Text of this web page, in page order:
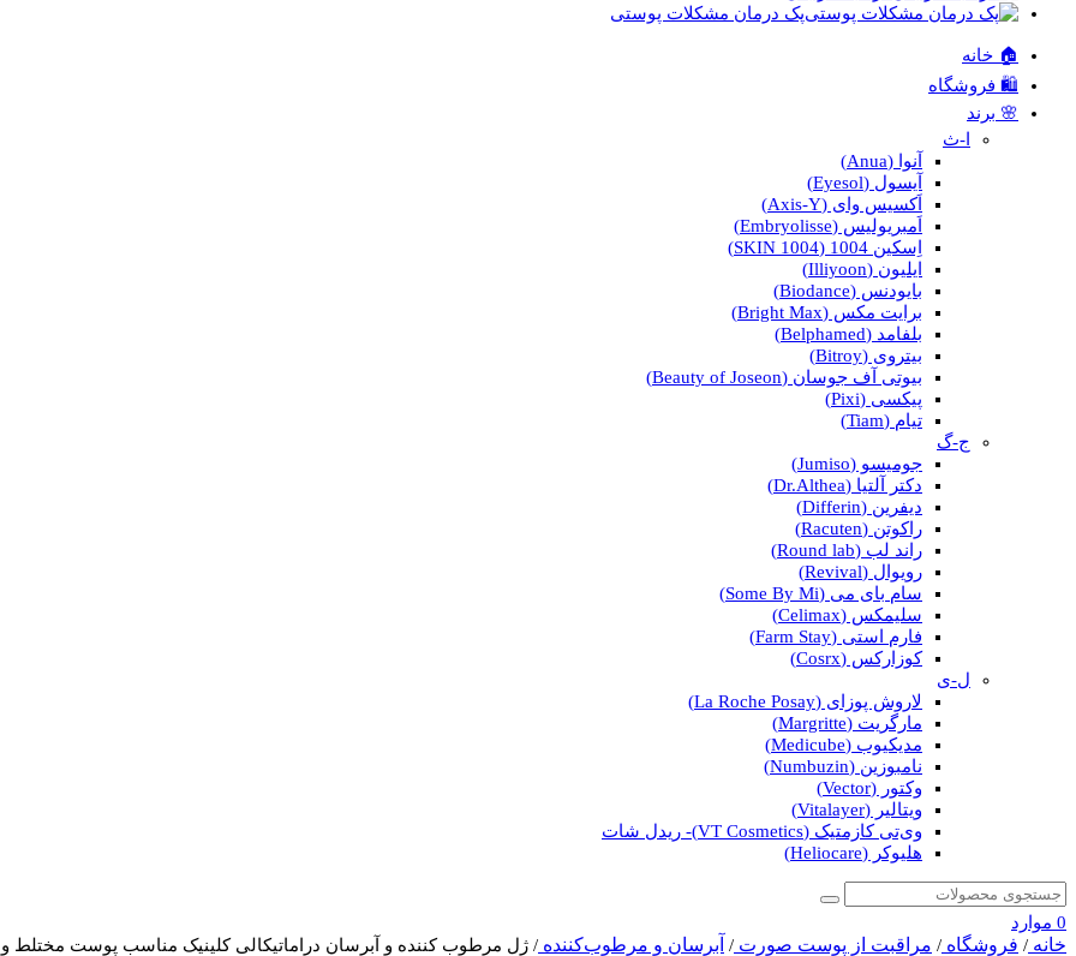
پک درمان مشکلات پوستی
🏠 خانه
🛍️ فروشگاه
🌸 برند
ا-ث
آنوا (Anua)
آیسول (Eyesol)
اَکسیس وای (Axis-Y)
اَمبریولیس (Embryolisse)
اِسکین 1004 (SKIN 1004)
ایلیون (Illiyoon)
بایودنس (Biodance)
برایت مکس (Bright Max)
بلفامد (Belphamed)
بیتروی (Bitroy)
بیوتی آف جوسان (Beauty of Joseon)
پیکسی (Pixi)
تیام (Tiam)
ج-گ
جومیسو (Jumiso)
دکتر آلتیا (Dr.Althea)
دیفرین (Differin)
راکوتن (Racuten)
راند لب (Round lab)
رویوال (Revival)
سام بای می (Some By Mi)
سلیمکس (Celimax)
فارم استی (Farm Stay)
کوزارکس (Cosrx)
ل-ی
لاروش پوزای (La Roche Posay)
مارگریت (Margritte)
مدیکیوب (Medicube)
نامبوزین (Numbuzin)
وکتور (Vector)
ویتالیر (Vitalayer)
وی‌تی کازمتیک (VT Cosmetics)- ریدل شات
هلیوکر (Heliocare)
0 موارد
خانه / فروشگاه / مراقبت از پوست صورت / آبرسان و مرطوب‌کننده / ژل مرطوب کننده و آبرسان دراماتیکالی کلینیک مناسب پوست مختلط